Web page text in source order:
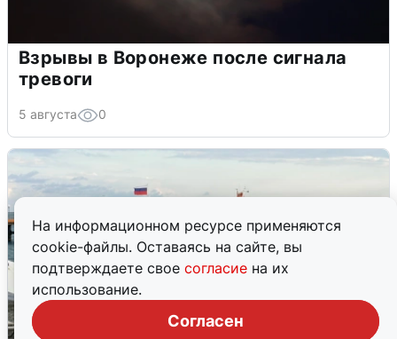
На информационном ресурсе применяются
cookie-файлы. Оставаясь на сайте, вы
подтверждаете свое согласие на их
использование.
Согласен
Взрывы в Воронеже после сигнала
тревоги
5 августа 0